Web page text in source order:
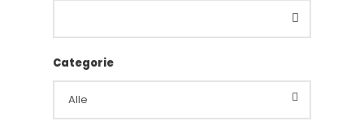
Categorie